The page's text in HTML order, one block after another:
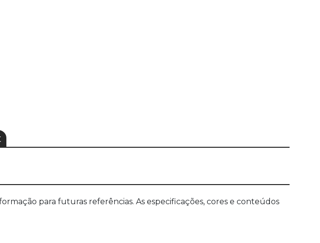
para futuras referências. As especificações, cores e conteúdos